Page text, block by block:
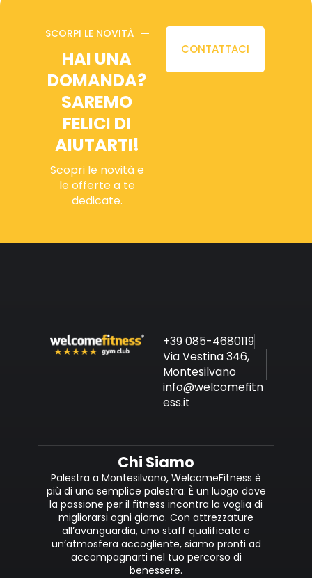
SCORPI LE NOVITÀ
HAI UNA
DOMANDA?
SAREMO
FELICI DI
AIUTARTI!
Scopri le novità e
le offerte a te
dedicate.
CONTATTACI
+39 085-4680119
Via Vestina 346,
Montesilvano
info@welcomefitn
ess.it
Chi Siamo
Palestra a Montesilvano, WelcomeFitness è
più di una semplice palestra. È un luogo dove
la passione per il fitness incontra la voglia di
migliorarsi ogni giorno. Con attrezzature
all’avanguardia, uno staff qualificato e
un’atmosfera accogliente, siamo pronti ad
accompagnarti nel tuo percorso di
benessere.